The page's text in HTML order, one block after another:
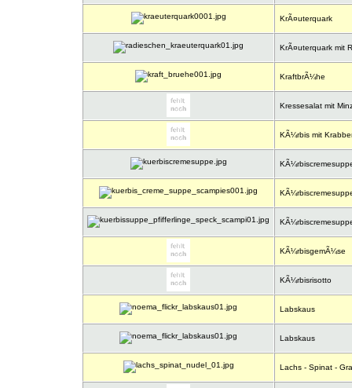
KrÃ¤uterquark
KrÃ¤uterquark mit
KraftbrÃ¼he
Kressesalat mit
KÃ¼rbis mit
KÃ¼rbisgemÃ¼se
KÃ¼rbisrisotto
Labskaus
Labskaus
Lachs - Spinat -